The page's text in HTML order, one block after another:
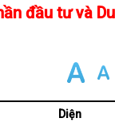
đầu tư và Du
Diện